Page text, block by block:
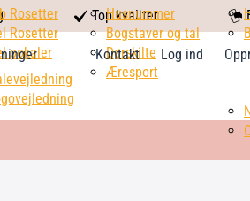
check
mark
Top kvalitet
Kontakt Log ind
Rosetter
Rosetter
pokaler
Husnummer
Bogstaver og tal
Dørskilte
Æresport